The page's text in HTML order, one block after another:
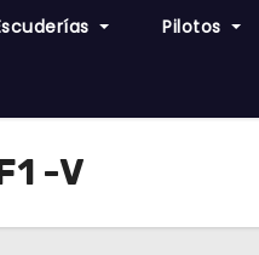
Pilotos
-V